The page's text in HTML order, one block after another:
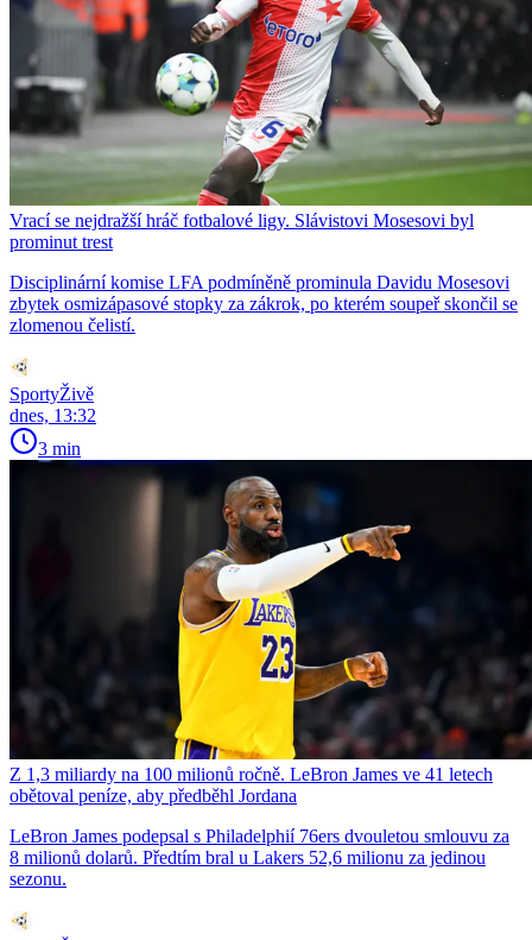
Vrací se nejdražší hráč fotbalové ligy. Slávistovi Mosesovi byl
prominut trest
Disciplinární komise LFA podmíněně prominula Davidu Mosesovi
zbytek osmizápasové stopky za zákrok, po kterém soupeř skončil se
zlomenou čelistí.
SportyŽivě
dnes, 13:32
3 min
Z 1,3 miliardy na 100 milionů ročně. LeBron James ve 41 letech
obětoval peníze, aby předběhl Jordana
LeBron James podepsal s Philadelphií 76ers dvouletou smlouvu za
8 milionů dolarů. Předtím bral u Lakers 52,6 milionu za jedinou
sezonu.